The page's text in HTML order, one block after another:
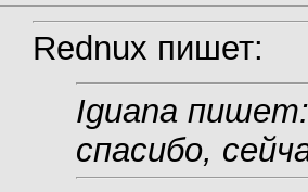
Rednux пишет:
Iguana пишет:
спасибо,